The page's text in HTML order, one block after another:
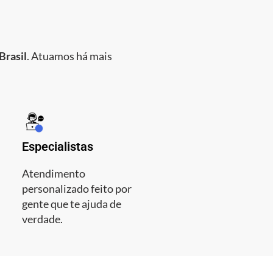
. Atuamos há mais
Especialistas
Atendimento
personalizado feito por
gente que te ajuda de
verdade.